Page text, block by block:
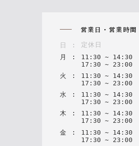
営業日・営業時間
日 :
定休日
月
: 11 : 30 ~ 14: 30
17 : 30 ~ 23 : 00
火
: 11 : 30 ~ 14: 30
17 : 30 ~ 23 : 00
水 : 11 : 30 ~ 14: 30
17 : 30 ~ 23 : 00
木
: 11 : 30 ~ 14: 30
17 : 30 ~ 23 : 00
金
: 11 : 30 ~ 14: 30
17 : 30 ~ 23 : 00